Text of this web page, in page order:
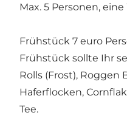
Max. 5 Personen,
Frühstück 7 euro
Frühstück sollte Ihr
Rolls (Frost), Roggen
Haferflocken,
Tee.